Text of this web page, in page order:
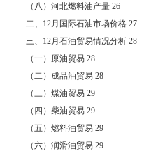
（八）河北燃料油产量 26
二、12月国际石油市场价格 27
三、12月石油贸易情况分析 28
（一）原油贸易 28
（二）成品油贸易 28
（三）煤油贸易 29
（四）柴油贸易 29
（五）燃料油贸易 29
（六）润滑油贸易 29